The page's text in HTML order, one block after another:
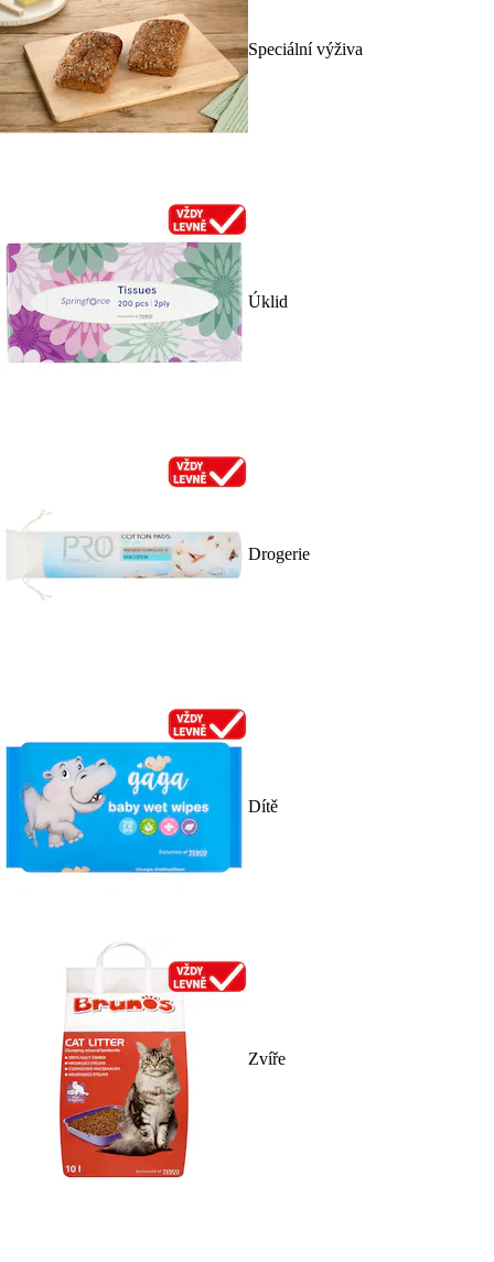
Speciální výživa
Úklid
Drogerie
Dítě
Zvíře